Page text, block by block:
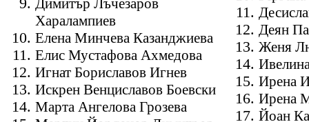
Димитър Лъчезаров
Харалампиев
Елена Минчева Казанджиева
Елис Мустафова Ахмедова
Игнат Бориславов Игнев
Искрен Венциславов Боевски
Марта Ангелова Грозева
Деян
Женя
Ирена
Ирена
Йоан